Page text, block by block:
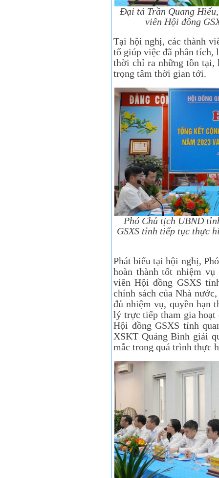
Đại tá Trần Quang
viên Hội đồng
Tại hội nghị, các thành
tổ giúp việc đã phân tích,
thời chỉ ra những tồn tại,
trọng tâm thời gian tới.
Phó Chủ tịch UBND
GSXS tỉnh tiếp tục thực
Phát biểu tại hội nghị,
hoàn thành tốt nhiệm
viên Hội đồng GSXS
chính sách của Nhà
đủ nhiệm vụ, quyền hạn
lý trực tiếp tham gia hoạt
Hội đồng GSXS tỉnh
XSKT Quảng Bình giải
mắc trong quá trình thực